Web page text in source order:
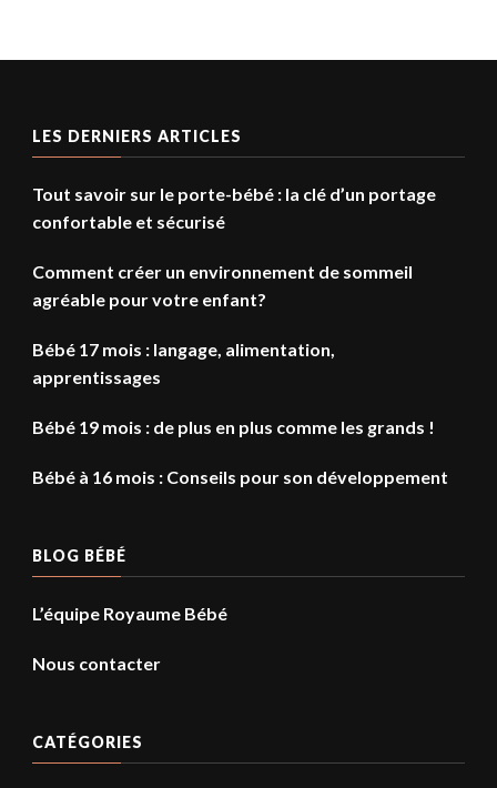
LES DERNIERS ARTICLES
Tout savoir sur le porte-bébé : la clé d’un portage
confortable et sécurisé
Comment créer un environnement de sommeil
agréable pour votre enfant?
Bébé 17 mois : langage, alimentation,
apprentissages
Bébé 19 mois : de plus en plus comme les grands !
Bébé à 16 mois : Conseils pour son développement
BLOG BÉBÉ
L’équipe Royaume Bébé
Nous contacter
CATÉGORIES